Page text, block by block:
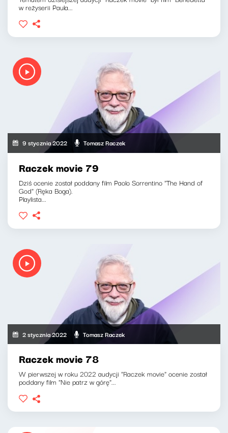
w reżyserii Paula...
9 stycznia 2022 Tomasz Raczek
Raczek movie 79
Dziś ocenie został poddany film Paolo Sorrentino "The Hand of
God" (Ręka Boga).
Playlista...
2 stycznia 2022 Tomasz Raczek
Raczek movie 78
W pierwszej w roku 2022 audycji "Raczek movie" ocenie został
poddany film "Nie patrz w górę"...